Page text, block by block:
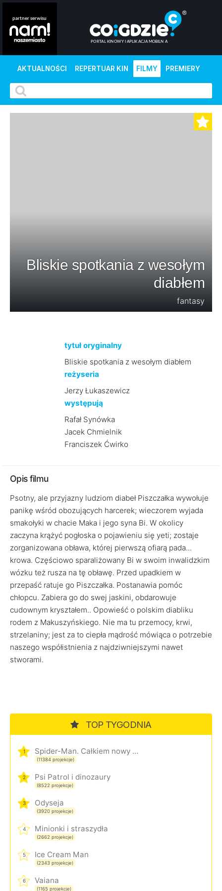
AKTUALNOŚCI REPERTUAR KIN FILMY PREMIERY
Bliskie spotkania z wesołym
diabłem
fantasy
tytuł oryginalny
Bliskie spotkania z wesołym diabłem
reżyseria
Jerzy Łukaszewicz
występują
Rafał Synówka
Jacek Chmielnik
Franciszek Ćwirko
Opis filmu
Psotny, ale przyjazny ludziom diabeł Piszczałka wywołuje
panikę wśród obozujących harcerek; wieczorem wyjada
smakołyki w chacie Maka i jego syna Bi. W okolicy
zaczyna krążyć pogłoska o pojawieniu się yeti; zostaje
zorganizowana obława, której pierwszą ofiarą pada...
krowa. Częściowo sparaliżowany Bi w swoim inwalidzkim
wózku też rusza na tę obławę. Przed upadkiem w
przepaść ratuje go Piszczałka. Postanawia pomóc
chłopcu. Zabiera go do swej jaskini, obdarowuje
cudownym kryształem.. Opowieść o polskim diabliku
rodem z Makuszyńskiego. Nie ma tu przemocy, krwi,
strzelaniny; jest za to ciepła mądrość mówiąca o potrzebie
naszego współistnienia z najdziwniejszymi nawet
stworami.
TOP TYGODNIA
1 Spider-Man. Całkiem nowy dzień
(11384 projekcje)
2 Psi Patrol i dinozaury
(8522 projekcje)
3 Odyseja
(3920 projekcje)
4 Minionki i straszydła
(2662 projekcje)
5 Ice Cream Man
(2343 projekcje)
6 Vaiana
(1165 projekcje)